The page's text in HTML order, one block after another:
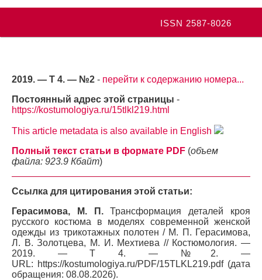
ISSN 2587-8026
2019. — Т 4. — №2 - перейти к содержанию номера...
Постоянный адрес этой страницы -
https://kostumologiya.ru/15tlkl219.html
This article metadata is also available in English
Полный текст статьи в формате PDF (объем
файла: 923.9 Кбайт)
Ссылка для цитирования этой статьи:
Герасимова, М. П.Трансформация деталей кроя
русского костюма в моделях современной женской
одежды из трикотажных полотен / М. П. Герасимова,
Л. В. Золотцева, М. И. Мехтиева // Костюмология. —
2019. — Т 4. — №2. —
URL: https://kostumologiya.ru/PDF/15TLKL219.pdf (дата
обращения: 08.08.2026).